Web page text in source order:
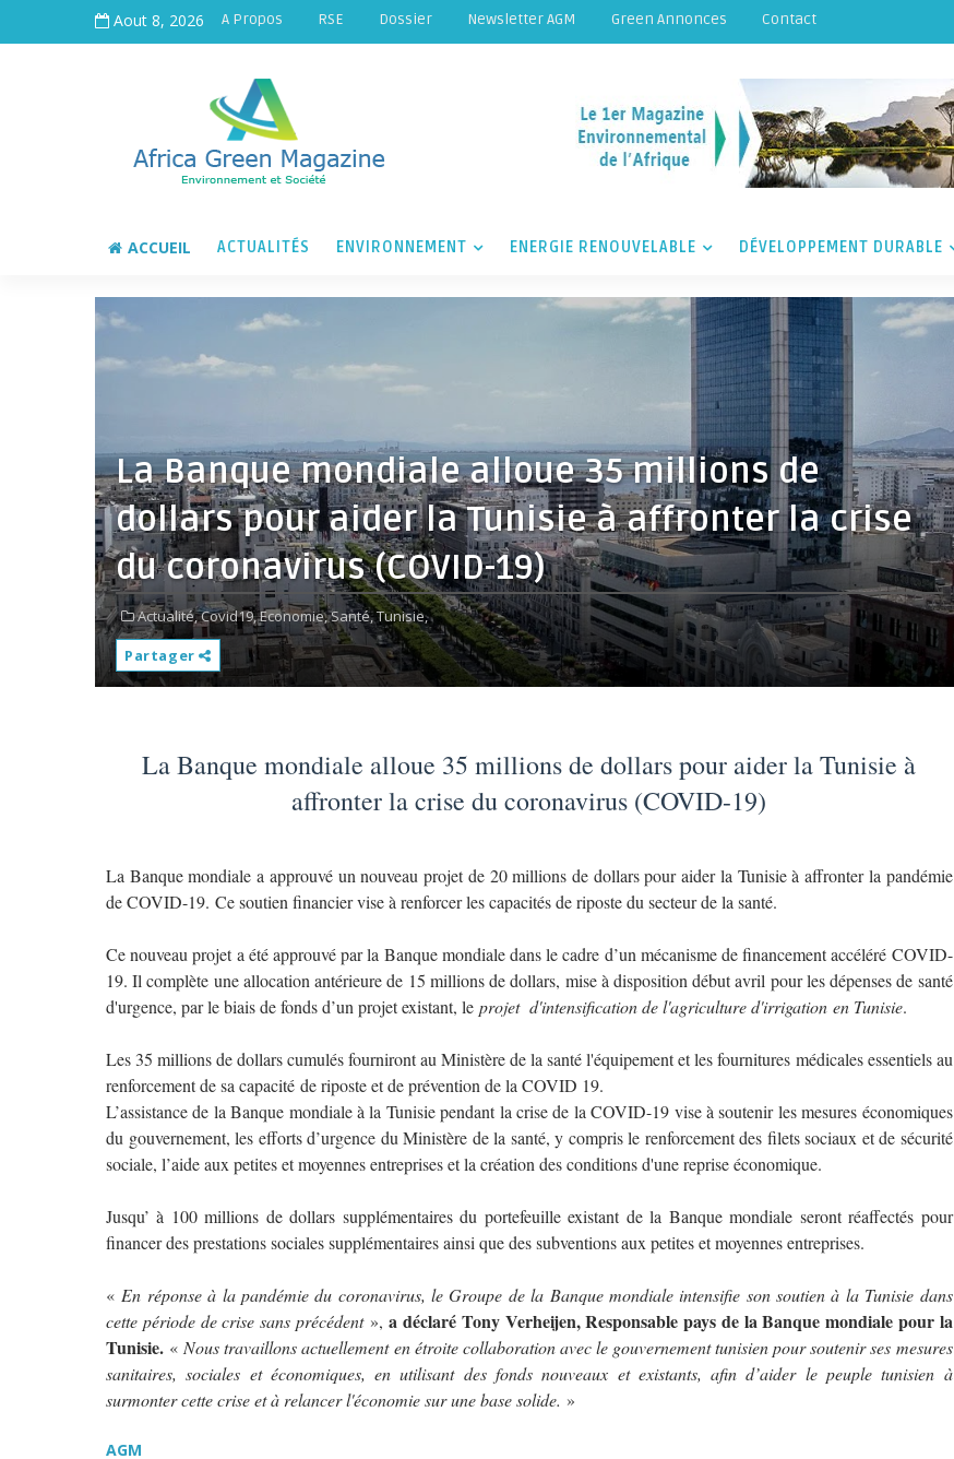
Aout 8, 2026 A Propos RSE Dossier Newsletter AGM Green Annonces Contact
ACCUEIL ACTUALITÉS ENVIRONNEMENT ENERGIE RENOUVELABLE DÉVELOPPEMENT DURABLE
La Banque mondiale alloue 35 millions de
dollars pour aider la Tunisie à affronter la crise
du coronavirus (COVID-19)
Actualité,Covid19,Economie,Santé,Tunisie,
Partager
La Banque mondiale alloue 35 millions de dollars pour aider la Tunisie à
affronter la crise du coronavirus (COVID-19)
La Banque mondiale a approuvé un nouveau projet de 20 millions de dollars pour aider la Tunisie à affronter la pandémie
de COVID-19. Ce soutien financier vise à renforcer les capacités de riposte du secteur de la santé.
Ce nouveau projet a été approuvé par la Banque mondiale dans le cadre d’un mécanisme de financement accéléré COVID-
19. Il complète une allocation antérieure de 15 millions de dollars, mise à disposition début avril pour les dépenses de santé
d'urgence, par le biais de fonds d’un projet existant, le projet d'intensification de l'agriculture d'irrigation en Tunisie.
Les 35 millions de dollars cumulés fourniront au Ministère de la santé l'équipement et les fournitures médicales essentiels au
renforcement de sa capacité de riposte et de prévention de la COVID 19.
L’assistance de la Banque mondiale à la Tunisie pendant la crise de la COVID-19 vise à soutenir les mesures économiques
du gouvernement, les efforts d’urgence du Ministère de la santé, y compris le renforcement des filets sociaux et de sécurité
sociale, l’aide aux petites et moyennes entreprises et la création des conditions d'une reprise économique.
Jusqu’ à 100 millions de dollars supplémentaires du portefeuille existant de la Banque mondiale seront réaffectés pour
financer des prestations sociales supplémentaires ainsi que des subventions aux petites et moyennes entreprises.
« En réponse à la pandémie du coronavirus, le Groupe de la Banque mondiale intensifie son soutien à la Tunisie dans
cette période de crise sans précédent»,a déclaré Tony Verheijen, Responsable pays de la Banque mondiale pour la
Tunisie. « Nous travaillons actuellement en étroite collaboration avec le gouvernement tunisien pour soutenir ses mesures
sanitaires, sociales et économiques, en utilisant des fonds nouveaux et existants, afin d’aider le peuple tunisien à
surmonter cette crise et à relancer l'économie sur une base solide. »
AGM